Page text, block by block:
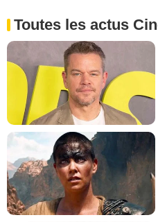
Toutes les actus